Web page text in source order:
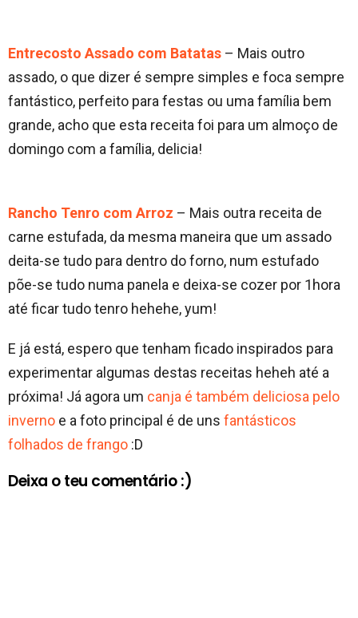
Entrecosto Assado com Batatas – Mais outro
assado, o que dizer é sempre simples e foca sempre
fantástico, perfeito para festas ou uma família bem
grande, acho que esta receita foi para um almoço de
domingo com a família, delicia!
Rancho Tenro com Arroz – Mais outra receita de
carne estufada, da mesma maneira que um assado
deita-se tudo para dentro do forno, num estufado
põe-se tudo numa panela e deixa-se cozer por 1hora
até ficar tudo tenro hehehe, yum!
E já está, espero que tenham ficado inspirados para
experimentar algumas destas receitas heheh até a
próxima! Já agora um canja é também deliciosa pelo
inverno e a foto principal é de uns fantásticos
folhados de frango :D
Deixa o teu comentário :)